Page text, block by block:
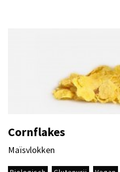
Cornflakes
Maïsvlokken